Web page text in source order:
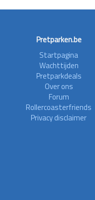
Pretparken.be
Startpagina
Wachttijden
Pretparkdeals
Over ons
Forum
Rollercoasterfriends
Privacy disclaimer